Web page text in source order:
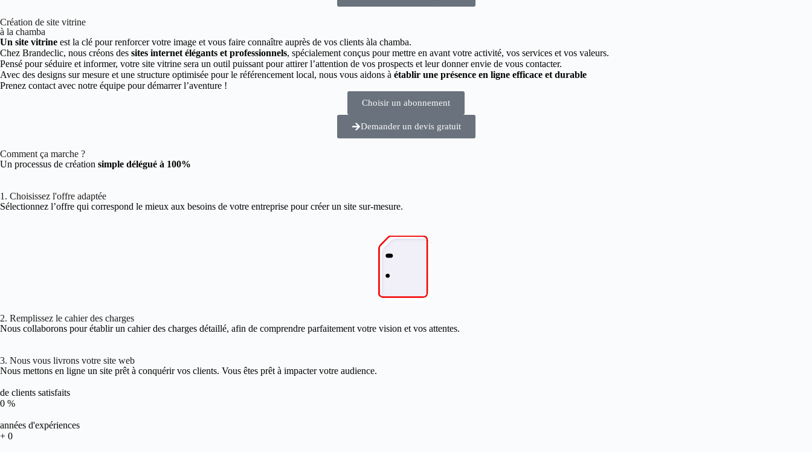
Création de site vitrine
à la chamba
Un site vitrine est la clé pour renforcer votre image et vous faire connaître auprès de vos clients àla chamba.
Chez Brandeclic, nous créons des sites internet élégants et professionnels, spécialement conçus pour mettre en avant votre activité, vos services et vos valeurs.
Pensé pour séduire et informer, votre site vitrine sera un outil puissant pour attirer l’attention de vos prospects et leur donner envie de vous contacter.
Avec des designs sur mesure et une structure optimisée pour le référencement local, nous vous aidons à établir une présence en ligne efficace et durable
Prenez contact avec notre équipe pour démarrer l’aventure !
Choisir un abonnement
Demander un devis gratuit
Comment ça marche ?
Un processus de création simple délégué à 100%
1. Choisissez l'offre adaptée
Sélectionnez l’offre qui correspond le mieux aux besoins de votre entreprise pour créer un site sur-mesure.
2. Remplissez le cahier des charges
Nous collaborons pour établir un cahier des charges détaillé, afin de comprendre parfaitement votre vision et vos attentes.
3. Nous vous livrons votre site web
Nous mettons en ligne un site prêt à conquérir vos clients. Vous êtes prêt à impacter votre audience.
de clients satisfaits
0 %
années d'expériences
+ 0